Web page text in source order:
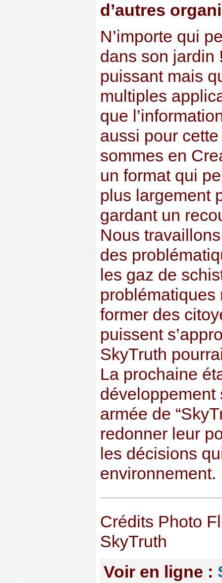
d’autres
N’importe qui
dans son jardin
puissant mais
multiples
que
aussi pour
sommes en
un format qui
plus largement
gardant un
Nous
des
les gaz de
problématiques
former des
puissent
SkyTruth
La prochaine
développement
armée de
redonner leur
les décisions
environnement.
Crédits Photo
SkyTruth
Voir en ligne :